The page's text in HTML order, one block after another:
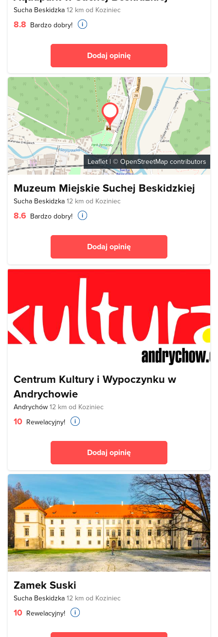
Sucha Beskidzka 12 km od Koziniec
8.8 Bardzo dobry!
Dodaj opinię
Leaflet | © OpenStreetMap contributors
Muzeum Miejskie Suchej Beskidzkiej
Sucha Beskidzka 12 km od Koziniec
8.6 Bardzo dobry!
Dodaj opinię
Centrum Kultury i Wypoczynku w
Andrychowie
Andrychów 12 km od Koziniec
10 Rewelacyjny!
Dodaj opinię
Zamek Suski
Sucha Beskidzka 12 km od Koziniec
10 Rewelacyjny!